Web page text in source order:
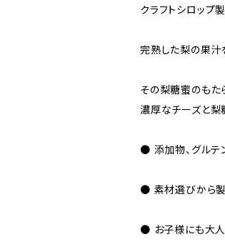
クラフトシロップ
完熟した梨の果汁
その梨糖蜜のもた
濃厚なチーズと梨
● 添加物、グルテ
● 素材選びから製
● お子様にも大人